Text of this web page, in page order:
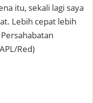
itu, sekali lagi saya
Lebih cepat lebih
Red)